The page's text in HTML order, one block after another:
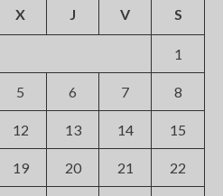
X J V S
1
5 6 7 8
12 13 14 15
19 20 21 22